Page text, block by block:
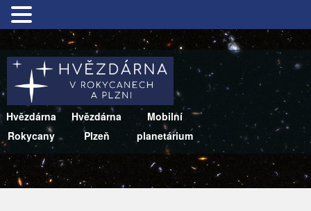
Hvězdárna
Rokycany
Hvězdárna
Plzeň
Mobilní
planetárium